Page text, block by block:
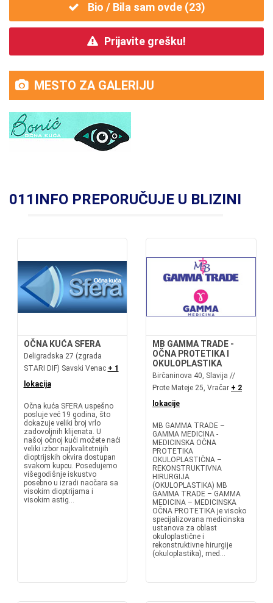
Bio / Bila sam ovde (23)
Prijavite grešku!
MESTO ZA GALERIJU
011INFO PREPORUČUJE U BLIZINI
OČNA KUĆA SFERA
Deligradska 27 (zgrada
STARI DIF) Savski Venac + 1
lokacija
Očna kuća SFERA uspešno
posluje već 19 godina, što
dokazuje veliki broj vrlo
zadovoljnih klijenata. U
našoj očnoj kući možete naći
veliki izbor najkvalitetnijih
dioptrijskih okvira dostupan
svakom kupcu. Posedujemo
višegodišnje iskustvo
posebno u izradi naočara sa
visokim dioptrijama i
visokim astig...
MB GAMMA TRADE -
OČNA PROTETIKA I
OKULOPLASTIKA
Birčaninova 40, Slavija //
Prote Mateje 25, Vračar + 2
lokacije
MB GAMMA TRADE –
GAMMA MEDICINA -
MEDICINSKA OČNA
PROTETIKA
OKULOPLASTIČNA –
REKONSTRUKTIVNA
HIRURGIJA
(OKULOPLASTIKA) MB
GAMMA TRADE – GAMMA
MEDICINA – MEDICINSKA
OČNA PROTETIKA je visoko
specijalizovana medicinska
ustanova za oblast
okuloplastične i
rekonstruktivne hirurgije
(okuloplastika), med...